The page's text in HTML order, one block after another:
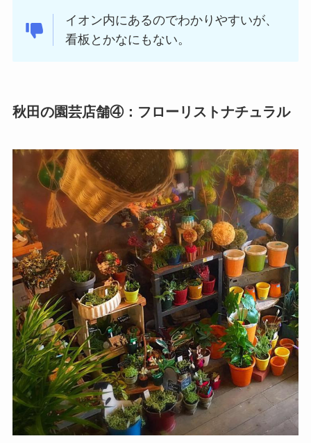
イオン内にあるのでわかりやすいが、
看板とかなにもない。
秋田の園芸店舗④：フローリストナチュラル